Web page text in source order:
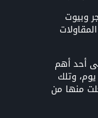
وبيوت
أحد أهم
وتلك
منها من